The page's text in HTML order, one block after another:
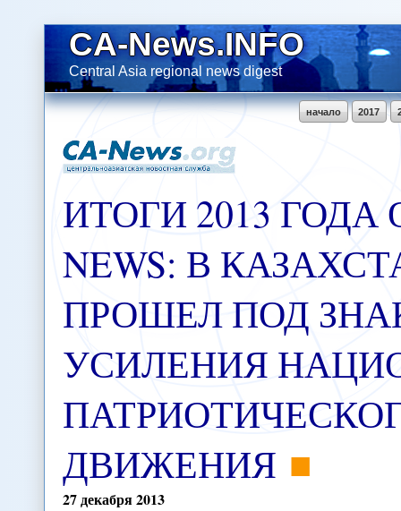
CA-News.INFO
Central Asia regional news digest
2017
начало
ИТОГИ 2013 ГОДА
NEWS: В
ПРОШЕЛ ПОД
УСИЛЕНИЯ
ДВИЖЕНИЯ
27декабря2013